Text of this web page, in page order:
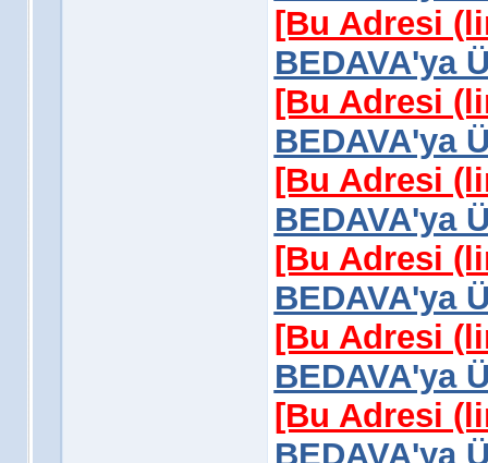
[Bu Adresi
BEDAVA'ya
[Bu Adresi
BEDAVA'ya
[Bu Adresi
BEDAVA'ya
[Bu Adresi
BEDAVA'ya
[Bu Adresi
BEDAVA'ya
[Bu Adresi
BEDAVA'ya